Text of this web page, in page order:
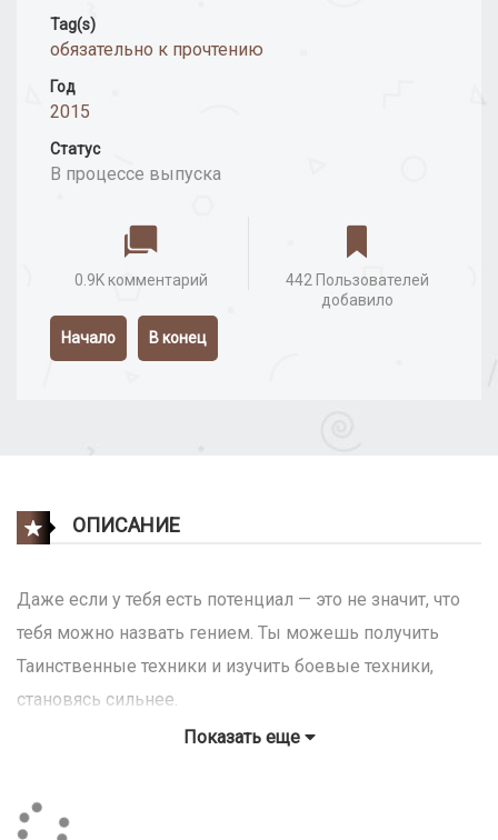
Tag(s)
обязательно к прочтению
Год
2015
Статус
В процессе выпуска
0.9K комментарий
442 Пользователей
добавило
Начало В конец
ОПИСАНИЕ
Даже если у тебя есть потенциал — это не значит, что
тебя можно назвать гением. Ты можешь получить
Таинственные техники и изучить боевые техники,
становясь сильнее.
Но как бы ты силен не был и какое бы множество
армию Духов.
Кто я такой? Каждое живое существо зовет меня
Показать еще